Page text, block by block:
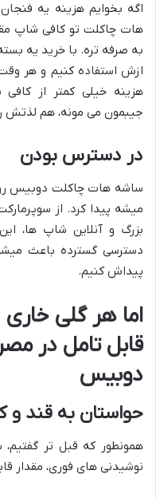
اگه بخوایم هزینه یه
هات چاکلت تو کافی شاپ
ازش استفاده کنیم و هر
هزینه خیلی کمتر از
جیبمون می مونه، هم لذتش
در دسترس بودن
ساشه هات چاکلت دوبیس رو
میشه پیدا کرد. از
بزرگ و آنلاین شاپ ها،
دسترسی گسترده باعث
پیداش کنیم.
اما هر گلی
قابل تامل در
دوبیس
حواستان به قند و
همونطور که قبل تر
نوشیدنی های فوری، مقدار